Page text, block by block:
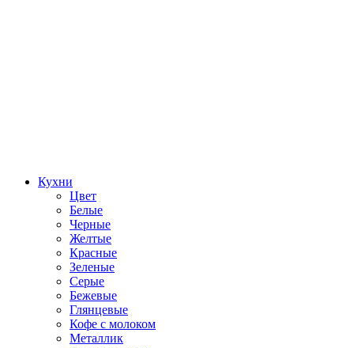
Кухни
Цвет
Белые
Черные
Желтые
Красные
Зеленые
Серые
Бежевые
Глянцевые
Кофе с молоком
Металлик